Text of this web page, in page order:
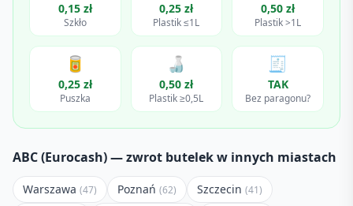
0,15 zł
Szkło
0,25 zł
Plastik ≤1L
0,50 zł
Plastik >1L
🥫
0,25 zł
Puszka
🍶
0,50 zł
Plastik ≥0,5L
🧾
TAK
Bez paragonu?
ABC (Eurocash)— zwrot butelek w innych miastach
Warszawa (47) Poznań (62) Szczecin (41)